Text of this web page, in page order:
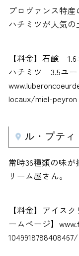
プロヴァンス特
ハチミツが人気の
【料金】石鹸
ハチミツ 3.5ユー
locaux/miel-peyron
ル・プテ
常時36種類の味
リーム屋さん。
【料金】アイス
ームページ】
1049918788408467/